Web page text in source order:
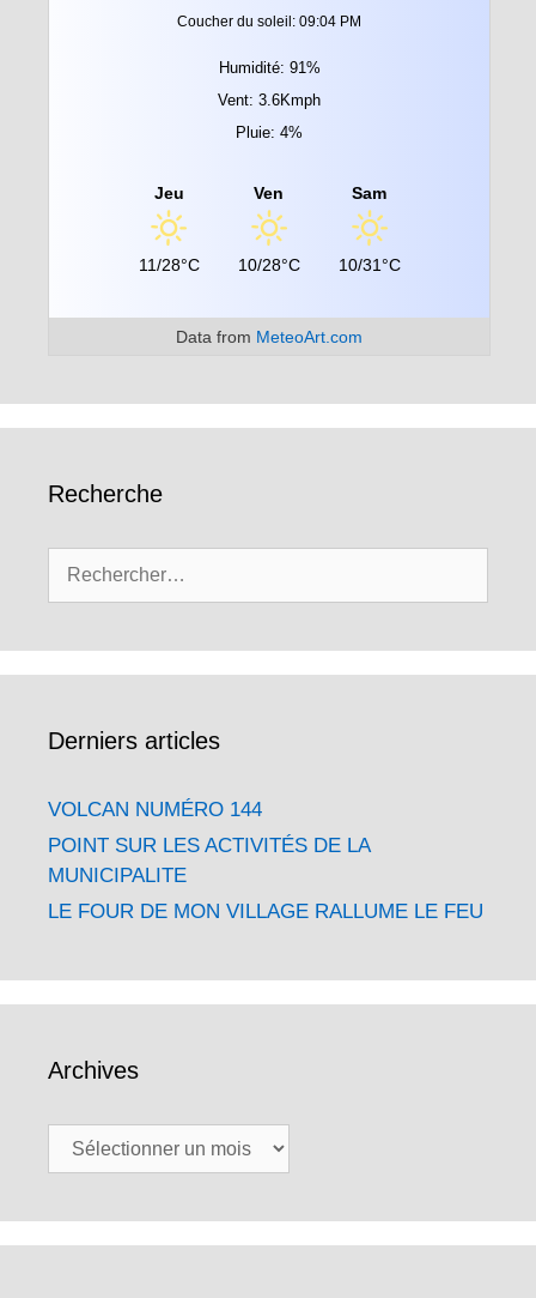
Coucher du soleil: 09:04 PM
Humidité: 91%
Vent: 3.6Kmph
Pluie: 4%
Jeu
11/28°C
Ven
10/28°C
Sam
10/31°C
Data from MeteoArt.com
Recherche
Derniers articles
VOLCAN NUMÉRO 144
POINT SUR LES ACTIVITÉS DE LA
MUNICIPALITE
LE FOUR DE MON VILLAGE RALLUME LE FEU
Archives
Archives